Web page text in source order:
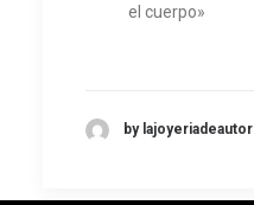
el cuerpo»
by lajoyeriadeautor